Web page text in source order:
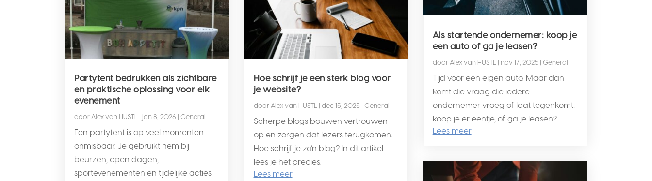
Partytent bedrukken als zichtbare
en praktische oplossing voor elk
evenement
doorAlex van HUSTL | jan 8, 2026 | General
Een partytent is op veel momenten
onmisbaar. Je gebruikt hem bij
beurzen, open dagen,
sportevenementen en tijdelijke acties.
Hoe schrijf je een sterk blog voor
je website?
doorAlex van HUSTL| dec 15, 2025 | General
Scherpe blogs bouwen vertrouwen
op en zorgen dat lezers terugkomen.
Hoe schrijf je zo’n blog? In dit artikel
lees je het precies.
Lees meer
Als startende ondernemer: koop je
een auto of ga je leasen?
doorAlex van HUSTL| nov 17, 2025 | General
Tijd voor een eigen auto. Maar dan
komt die vraag die iedere
ondernemer vroeg of laat tegenkomt:
koop je er eentje, of ga je leasen?
Lees meer